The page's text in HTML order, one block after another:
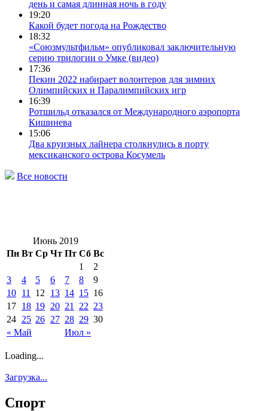
день и самая длинная ночь в году
19:20
Какой будет погода на Рождество
18:32
«Союзмультфильм» опубликовал заключительную
серию трилогии о Умке (видео)
17:36
Пекин 2022 набирает волонтеров для зимних
Олимпийских и Паралимпийских игр
16:39
Ротшильд отказался от Международного аэропорта
Кишинева
15:06
Два круизных лайнера столкнулись в порту
мексиканского острова Косумель
Все новости
Июнь 2019
Пн Вт Ср Чт Пт Сб Вс
« Май Июл »
1
2
3
4 5 6 7 8
9
10 11 12 13 14 15 16
17 18 19 20 21 22 23
24 25 26 27 28 29 30
Loading...
Загрузка...
Спорт